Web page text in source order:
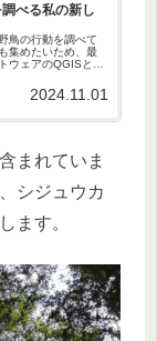
べる私の新し
鳥の行動を調べて
集めたいため、最
ウェアのQGISと
2024.11.01
まれていま
シジュウカ
ます。